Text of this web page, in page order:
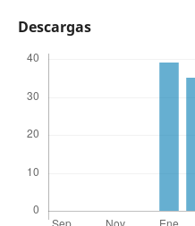
Descargas